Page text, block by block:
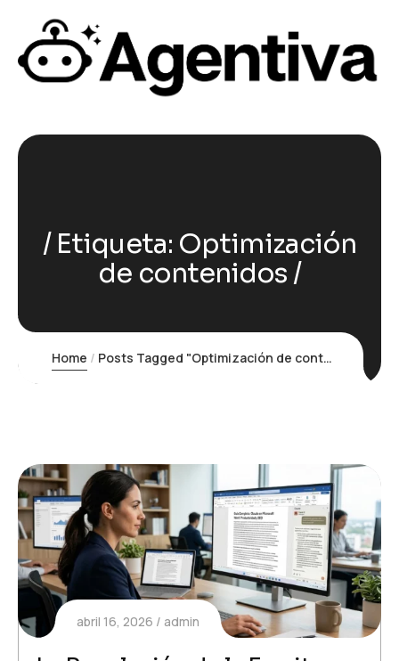
Etiqueta: Optimización
de contenidos
Home Posts Tagged "Optimización de contenidos"
abril 16, 2026 admin